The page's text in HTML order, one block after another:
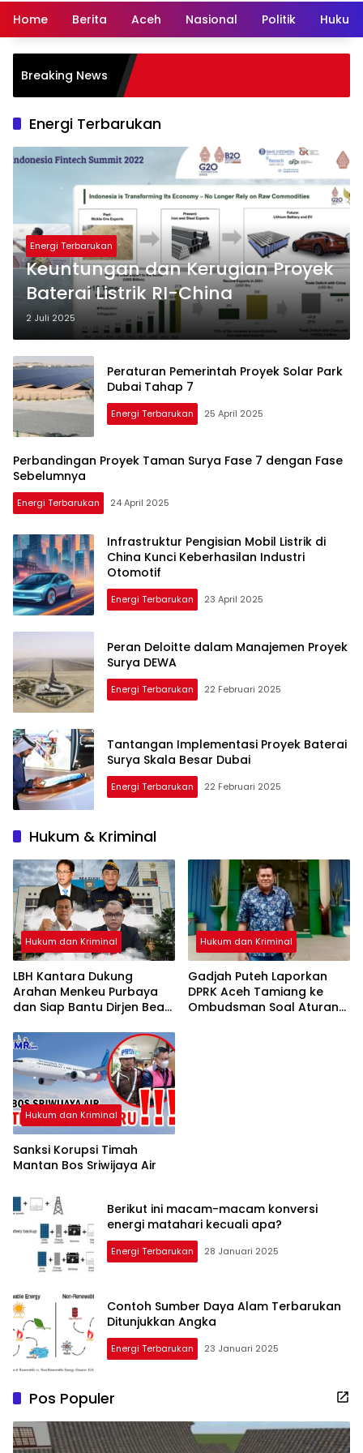
Home Berita Aceh Nasional Politik
Breaking News
Energi Terbarukan
Energi Terbarukan
Keuntungan dan Kerugian Proyek
Baterai Listrik RI-China
2 Juli 2025
Peraturan Pemerintah Proyek Solar Park
Dubai Tahap 7
Energi Terbarukan 25 April 2025
Perbandingan Proyek Taman Surya Fase 7 dengan Fase
Sebelumnya
Energi Terbarukan 24 April 2025
Infrastruktur Pengisian Mobil Listrik di
China Kunci Keberhasilan Industri
Otomotif
Energi Terbarukan 23 April 2025
Peran Deloitte dalam Manajemen Proyek
Surya DEWA
Energi Terbarukan 22 Februari 2025
Tantangan Implementasi Proyek Baterai
Surya Skala Besar Dubai
Energi Terbarukan 22 Februari 2025
Hukum & Kriminal
Hukum dan Kriminal
LBH Kantara Dukung
Arahan Menkeu Purbaya
dan Siap Bantu Dirjen Bea
Penindakan
Hukum dan Kriminal
Gadjah Puteh Laporkan
DPRK Aceh Tamiang ke
Ombudsman Soal Aturan
Hukum dan Kriminal
Sanksi Korupsi Timah
Mantan Bos Sriwijaya Air
Berikut ini macam-macam konversi
energi matahari kecuali apa?
Energi Terbarukan 28 Januari 2025
Contoh Sumber Daya Alam Terbarukan
Ditunjukkan Angka
Energi Terbarukan 23 Januari 2025
Pos Populer